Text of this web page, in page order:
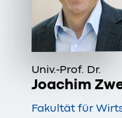
Univ.-Prof. Dr.
Joachim
Fakultät für